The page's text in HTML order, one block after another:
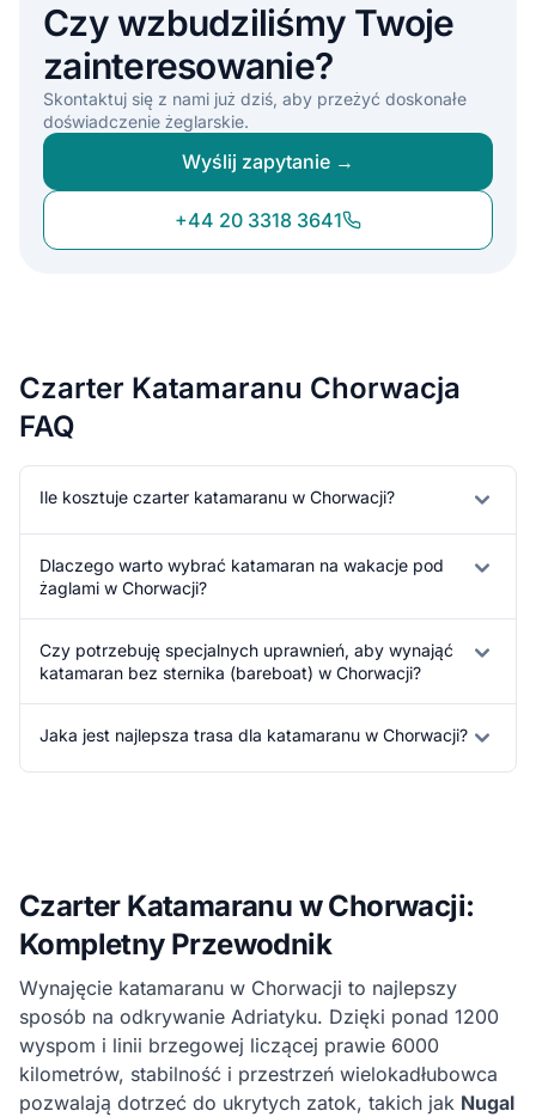
Czy wzbudziliśmy Twoje
zainteresowanie?
Skontaktuj się z nami już dziś, aby przeżyć doskonałe
doświadczenie żeglarskie.
Wyślij zapytanie →
+44 20 3318 3641
Czarter Katamaranu Chorwacja
FAQ
Ile kosztuje czarter katamaranu w Chorwacji?
Dlaczego warto wybrać katamaran na wakacje pod
żaglami w Chorwacji?
Czy potrzebuję specjalnych uprawnień, aby wynająć
katamaran bez sternika (bareboat) w Chorwacji?
Jaka jest najlepsza trasa dla katamaranu w Chorwacji?
Czarter Katamaranu w Chorwacji:
Kompletny Przewodnik
Wynajęcie katamaranu w Chorwacji to najlepszy
sposób na odkrywanie Adriatyku. Dzięki ponad 1200
wyspom i linii brzegowej liczącej prawie 6000
kilometrów, stabilność i przestrzeń wielokadłubowca
pozwalają dotrzeć do ukrytych zatok, takich jak Nugal